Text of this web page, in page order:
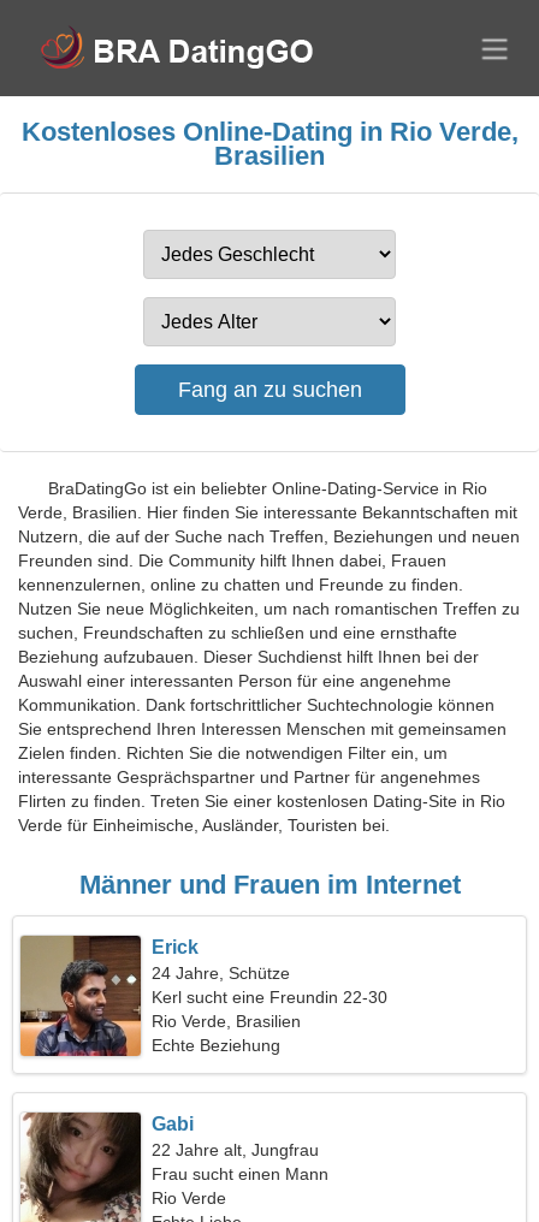
Kostenloses Online-Dating in Rio Verde,
Brasilien
BraDatingGo ist ein beliebter Online-Dating-Service in Rio
Verde, Brasilien. Hier finden Sie interessante Bekanntschaften mit
Nutzern, die auf der Suche nach Treffen, Beziehungen und neuen
Freunden sind. Die Community hilft Ihnen dabei, Frauen
kennenzulernen, online zu chatten und Freunde zu finden.
Nutzen Sie neue Möglichkeiten, um nach romantischen Treffen zu
suchen, Freundschaften zu schließen und eine ernsthafte
Beziehung aufzubauen. Dieser Suchdienst hilft Ihnen bei der
Auswahl einer interessanten Person für eine angenehme
Kommunikation. Dank fortschrittlicher Suchtechnologie können
Sie entsprechend Ihren Interessen Menschen mit gemeinsamen
Zielen finden. Richten Sie die notwendigen Filter ein, um
interessante Gesprächspartner und Partner für angenehmes
Flirten zu finden. Treten Sie einer kostenlosen Dating-Site in Rio
Verde für Einheimische, Ausländer, Touristen bei.
Männer und Frauen im Internet
Erick
24 Jahre, Schütze
Kerl sucht eine Freundin 22-30
Rio Verde, Brasilien
Echte Beziehung
Gabi
22 Jahre alt, Jungfrau
Frau sucht einen Mann
Rio Verde